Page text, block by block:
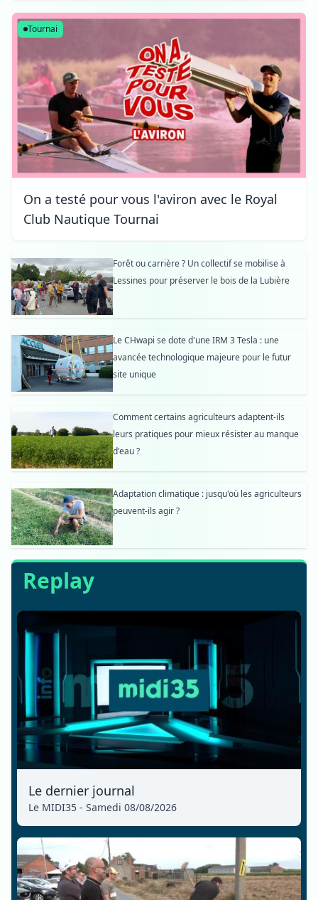
Tournai
On a testé pour vous l'aviron avec le Royal
Club Nautique Tournai
Forêt ou carrière ? Un collectif se mobilise à
Lessines pour préserver le bois de la Lubière
Le CHwapi se dote d'une IRM 3 Tesla : une
avancée technologique majeure pour le futur
site unique
Comment certains agriculteurs adaptent-ils
leurs pratiques pour mieux résister au manque
d'eau ?
Adaptation climatique : jusqu'où les agriculteurs
peuvent-ils agir ?
Replay
Le dernier journal
Le MIDI35 - Samedi 08/08/2026